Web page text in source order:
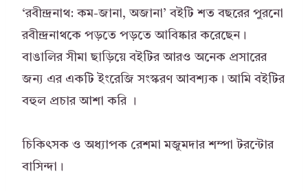
‘রবীন্দ্রনাথ: কম-জানা, অজানা’ বইটি শত বছরের পুরনো
রবীন্দ্রনাথকে পড়তে পড়তে আবিষ্কার করেছেন।
বাঙালির সীমা ছাড়িয়ে বইটির আরও অনেক প্রসারের
জন্য এর একটি ইংরেজি সংস্করণ আবশ্যক। আমি বইটির
বহুল প্রচার আশা করি ।
চিকিৎসক ও অধ্যাপক রেশমা মজুমদার শম্পা টরন্টোর
বাসিন্দা।